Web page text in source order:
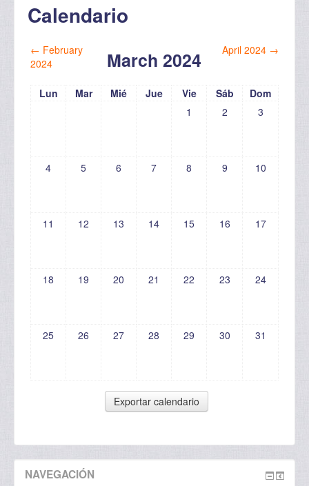
Calendario
← February
2024
March 2024 April 2024 →
Lun Mar Mié Jue Vie Sáb
Dom
1
2 3
4 5 6 7 8 9 10
11 12 13 14 15 16 17
18 19 20 21 22 23 24
25 26 27 28 29 30 31
NAVEGACIÓN